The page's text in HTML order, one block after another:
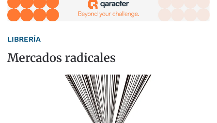
LIBRERÍA
Mercados radicales